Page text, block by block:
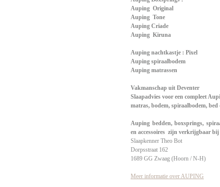
Auping Original
Auping Tone
Auping Criade
Auping Kiruna
Auping nachtkastje : Pixel
Auping spiraalbodem
Auping matrassen
Vakmanschap uit Deventer
Slaapadvies voor een compleet
matras, bodem, spiraalbodem,
Auping bedden, boxsprings,
en accessoires zijn verkrijgbaar
Slaapkenner Theo Bot
Dorpsstraat 162
1689 GG Zwaag (Hoorn / N-H)
Meer informatie over AUPING